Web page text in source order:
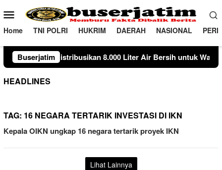
ke
konten
Menu
Mobile
Home TNI POLRI HUKRIM DAERAH NASIONAL
Buserjatim
8.000 Liter Air Bersih untuk Warga Ngambon
HEADLINES
TAG: 16 NEGARA TERTARIK INVESTASI DI IKN
Kepala OIKN ungkap 16 negara tertarik proyek IKN
Lihat Lainnya